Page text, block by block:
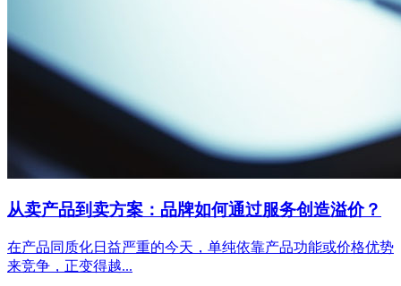
从卖产品到卖方案：品牌如何通过服务创造溢价？
在产品同质化日益严重的今天，单纯依靠产品功能或价格优势
来竞争，正变得越...